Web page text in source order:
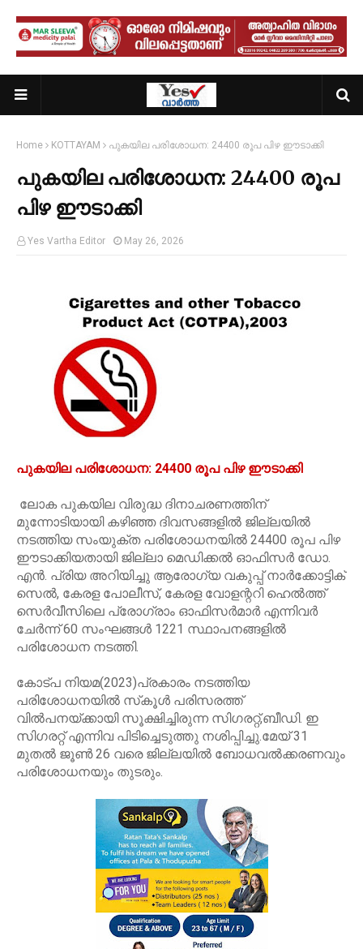
Home KOTTAYAM പുകയില പരിശോധന: 24400 രൂപ പിഴ ഈടാക്കി
പുകയില പരിശോധന: 24400 രൂപ
പിഴ ഈടാക്കി
Yes Vartha Editor May 26, 2026
പുകയില പരിശോധന: 24400 രൂപ പിഴ ഈടാക്കി
ലോക പുകയില വിരുദ്ധ ദിനാചരണത്തിന്
മുന്നോടിയായി കഴിഞ്ഞ ദിവസങ്ങളിൽ ജില്ലയിൽ
നടത്തിയ സംയുക്ത പരിശോധനയിൽ 24400 രൂപ പിഴ
ഈടാക്കിയതായി ജില്ലാ മെഡിക്കൽ ഓഫിസർ ഡോ.
എൻ. പ്രിയ അറിയിച്ചു ആരോഗ്യ വകുപ്പ് നാർക്കോട്ടിക്
സെൽ, കേരള പോലീസ്, കേരള വോളന്ററി ഹെൽത്ത്
സെർവീസിലെ പ്രോഗ്രാം ഓഫിസർമാർ എന്നിവർ
ചേർന്ന് 60 സംഘങ്ങൾ 1221 സ്ഥാപനങ്ങളിൽ
പരിശോധന നടത്തി.
കോട്പ നിയമ(2023)പ്രകാരം നടത്തിയ
പരിശോധനയിൽ സ്‌കൂൾ പരിസരത്ത്
വിൽപനയ്ക്കായി സൂക്ഷിച്ചിരുന്ന സിഗരറ്റ്,ബീഡി. ഇ
സിഗരറ്റ് എന്നിവ പിടിച്ചെടുത്തു നശിപ്പിച്ചു.മേയ് 31
മുതൽ ജൂൺ 26 വരെ ജില്ലയിൽ ബോധവൽക്കരണവും
പരിശോധനയും തുടരും.